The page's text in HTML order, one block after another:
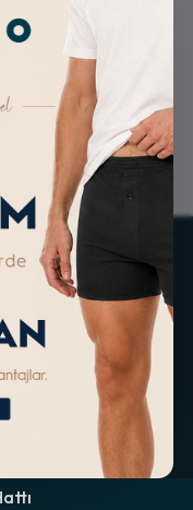
ALIŞVERİŞ
ÖDEME
İMKANLARI